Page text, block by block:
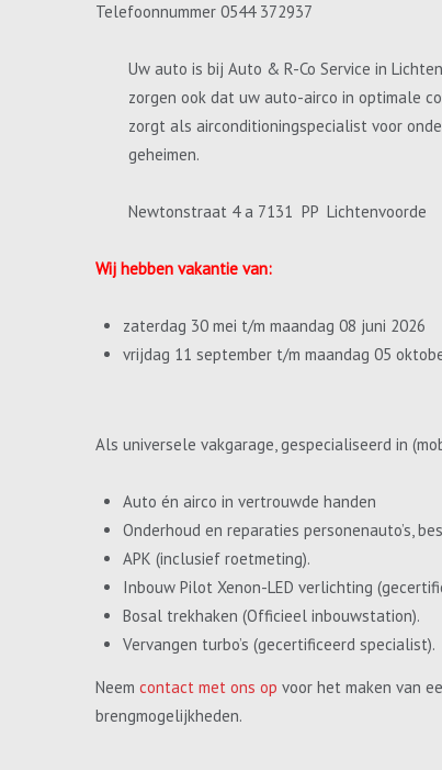
Telefoonnummer 0544 372937
Uw auto is bij Auto & R-Co Service in
zorgen ook dat uw auto-airco in optimale
zorgt als airconditioningspecialist voor
geheimen.
Newtonstraat 4 a 7131 PP Lichtenvoorde
Wij hebben vakantie van:
zaterdag 30 mei t/m maandag 08 juni 2026
vrijdag 11 september t/m maandag 05
Als universele vakgarage, gespecialiseerd in
Auto én airco in vertrouwde handen
Onderhoud en reparaties personenauto’s,
APK (inclusief roetmeting).
Inbouw Pilot Xenon-LED verlichting
Bosal trekhaken (Officieel inbouwstation).
Vervangen turbo’s (gecertificeerd specialist).
Neem contact met ons op voor het maken van
brengmogelijkheden.